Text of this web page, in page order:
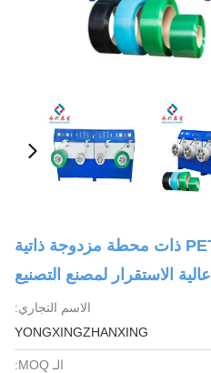
آلة إعادة لف أشرطة PET ذات محطة مزدوجة ذاتية
عالية الاستقرار لمصنع التصنيع
الاسم التجاري:
YONGXINGZHANXING
الـ MOQ: